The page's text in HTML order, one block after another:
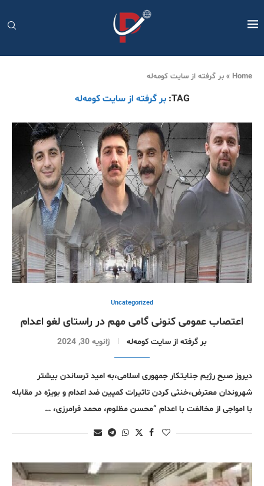
Home
» بر گرفتە از سایت کومەلە
TAG: بر گرفتە از سایت کومەلە
Uncategorized
اعتصاب عمومی کنونی گامی مهم در راستای لغو اعدام
بر گرفتە از سایت کومەلە ژانویه 30, 2024
دیروز صبح رژیم جنایتکار جمهوری اسلامی،به امید ترساندن بیشتر
شهروندان معترض،خنثی کردن تاثیرات کمپین ضد اعدام و بویژه در مقابله
با امواجی از مخالفت با اعدام “محسن مظلوم، محمد فرامرزی، …